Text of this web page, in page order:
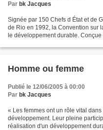
Par bk Jacques
Signée par 150 Chefs d État et de
de Rio en 1992, la Convention sur
le développement durable.
Homme ou femme
Publié le 12/06/2005 à 00:00
Par bk Jacques
« Les femmes ont un rôle vital
développement. Leur pleine
réalisation d'un développement